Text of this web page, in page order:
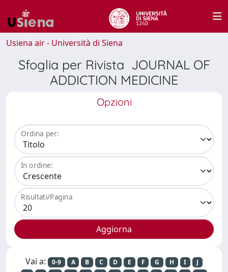
Usiena air - Università di Siena
Sfoglia per Rivista JOURNAL OF
ADDICTION MEDICINE
Opzioni
Ordina per:
In ordine:
Risultati/Pagina
Vai a: 0-9 A B C D E F G H I
J